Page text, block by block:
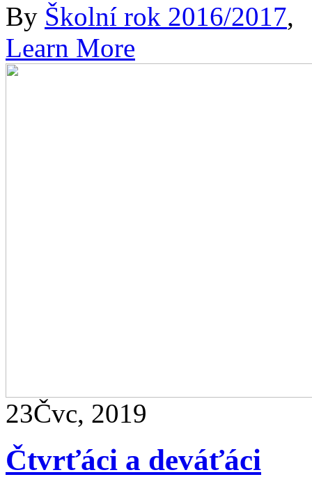
By Školní rok 2016/2017,
Learn More
23Čvc, 2019
Čtvrťáci a deváťáci